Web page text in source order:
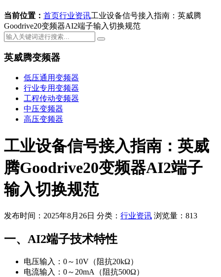
当前位置： 首页行业资讯工业设备信号接入指南：英威腾
Goodrive20变频器AI2端子输入切换规范
英威腾变频器
低压通用变频器
行业专用变频器
工程传动变频器
中压变频器
高压变频器
工业设备信号接入指南：英威
腾Goodrive20变频器AI2端子
输入切换规范
发布时间：2025年8月26日 分类： 行业资讯 浏览量：813
一、AI2端子技术特性
电压输入 ：0～10V（阻抗20kΩ）
电流输入 ：0～20mA（阻抗500Ω）